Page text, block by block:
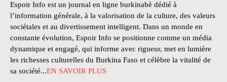
Espoir Info est un journal en ligne burkinabè dédié à
l’information générale, à la valorisation de la culture, des valeurs
sociétales et au divertissement intelligent. Dans un monde en
constante évolution, Espoir Info se positionne comme un média
dynamique et engagé, qui informe avec rigueur, met en lumière
les richesses culturelles du Burkina Faso et célèbre la vitalité de
sa société...EN SAVOIR PLUS